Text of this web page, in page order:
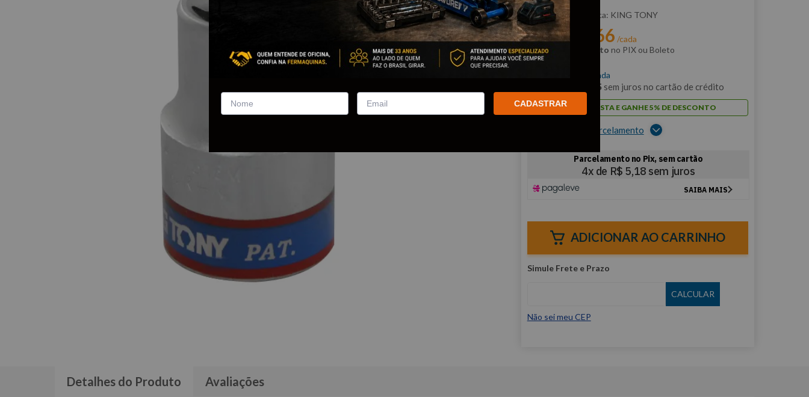
:437520M KING TONY
Por:R$ 66 /cada
com5% de desconto no PIX ou Boleto
/cada
35sem juros no cartão de crédito
PAGUE À VISTA E GANHE 5% DE DESCONTO
Ver opções de parcelamento
ADICIONAR AO CARRINHO
Não sei meu CEP
Detalhes do Produto Avaliações
CADASTRAR